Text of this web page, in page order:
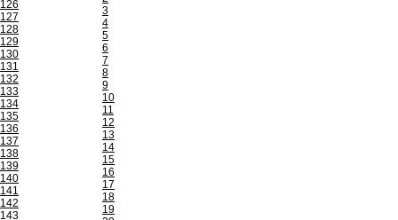
126
127
128
129
130
131
132
133
134
135
136
137
138
139
140
141
142
143
3
4
5
6
7
8
9
10
11
12
13
14
15
16
17
18
19